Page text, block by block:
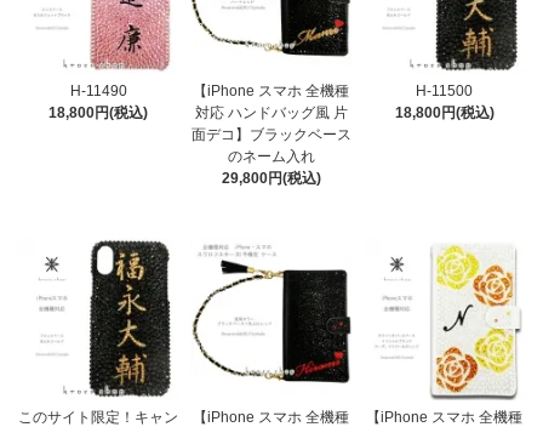
H-11490
18,800円(税込)
【iPhone スマホ 全機種
対応 ハンドバッグ風 片
面デコ】ブラックベース
のネーム入れ
29,800円(税込)
H-11500
18,800円(税込)
このサイト限定！キャン
【iPhone スマホ 全機種
【iPhone スマホ 全機種